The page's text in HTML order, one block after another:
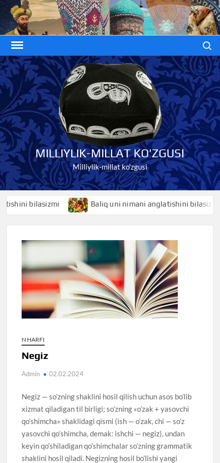
Skip
to
content
MILLIYLIK-MILLAT KO'ZGUSI
Milliylik-millat ko'zgusi
bilasizmi Baliq uni nimani anglatishini bilasizmi
N HARFI
Negiz
Admin 02.02.2024
Negiz — so’zning shaklini hosil qilish uchun asos bo’lib
xizmat qiladigan til birligi; so’zning «o’zak + yasovchi
qo’shimcha» shaklidagi qismi (ish — o’zak, chi — so’z
yasovchi qo’shimcha, demak: ishchi — negiz), undan
keyin qo’shiladigan qo’shimchalar so’zning grammatik
shaklini hosil qiladi. Negizning hosil bo’lishi yangi